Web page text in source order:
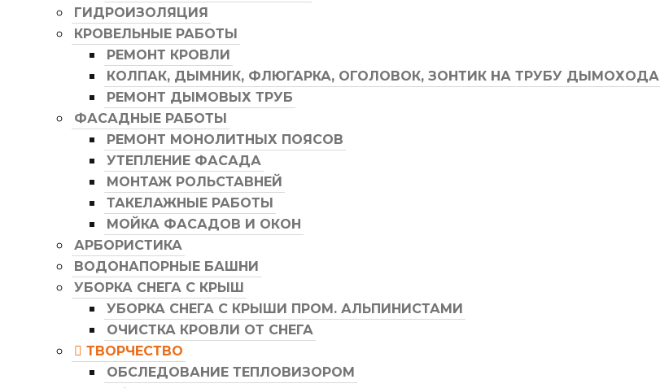
ГИДРОИЗОЛЯЦИЯ
КРОВЕЛЬНЫЕ РАБОТЫ
РЕМОНТ КРОВЛИ
КОЛПАК, ДЫМНИК, ФЛЮГАРКА, ОГОЛОВОК, ЗОНТИК НА ТРУБУ ДЫМОХОДА
РЕМОНТ ДЫМОВЫХ ТРУБ
ФАСАДНЫЕ РАБОТЫ
РЕМОНТ МОНОЛИТНЫХ ПОЯСОВ
УТЕПЛЕНИЕ ФАСАДА
МОНТАЖ РОЛЬСТАВНЕЙ
ТАКЕЛАЖНЫЕ РАБОТЫ
МОЙКА ФАСАДОВ И ОКОН
АРБОРИСТИКА
ВОДОНАПОРНЫЕ БАШНИ
УБОРКА СНЕГА С КРЫШ
УБОРКА СНЕГА С КРЫШИ ПРОМ. АЛЬПИНИСТАМИ
ОЧИСТКА КРОВЛИ ОТ СНЕГА
ТВОРЧЕСТВО
ОБСЛЕДОВАНИЕ ТЕПЛОВИЗОРОМ